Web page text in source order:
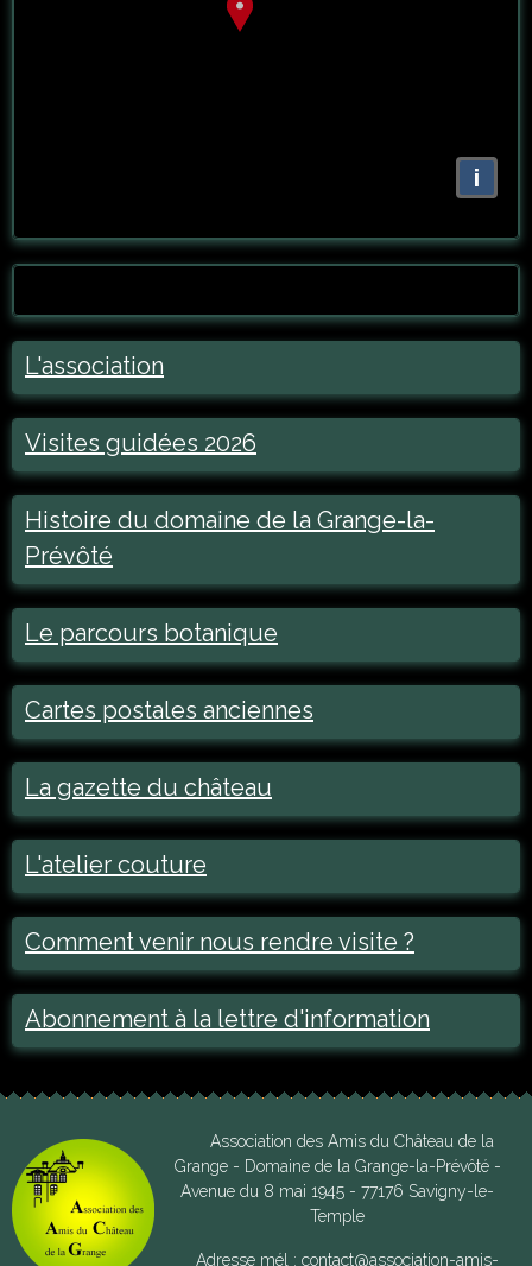
i
L'association
Visites guidées 2026
Histoire du domaine de la Grange-la-
Prévôté
Le parcours botanique
Cartes postales anciennes
La gazette du château
L'atelier couture
Comment venir nous rendre visite ?
Abonnement à la lettre d'information
Association des Amis du Château de la
Grange - Domaine de la Grange-la-Prévôté -
Avenue du 8 mai 1945 - 77176 Savigny-le-
Temple
Adresse mél : contact@association-amis-